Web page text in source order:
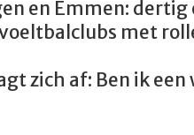
en Emmen:
met
zich af: Ben ik